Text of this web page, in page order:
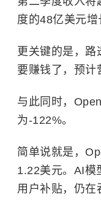
度的48亿美元增
更关键的是，
要赚钱了，预计
与此同时，
为-122%。
简单说就是，
1.22美元。AI模
用户补贴，仍在